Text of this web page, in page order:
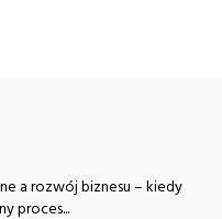
a rozwój biznesu – kiedy
proces...